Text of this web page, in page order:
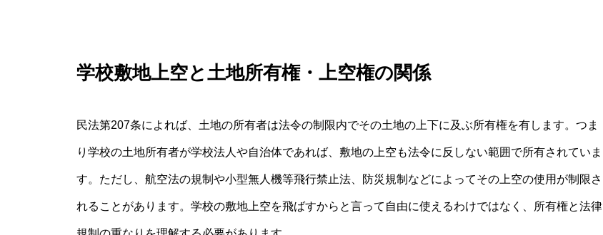
学校敷地上空と土地所有権・上空権の関係
民法第207条によれば、土地の所有者は法令の制限内でその土地の上下に及ぶ所有権を有します。つま
り学校の土地所有者が学校法人や自治体であれば、敷地の上空も法令に反しない範囲で所有されていま
す。ただし、航空法の規制や小型無人機等飛行禁止法、防災規制などによってその上空の使用が制限さ
れることがあります。学校の敷地上空を飛ばすからと言って自由に使えるわけではなく、所有権と法律